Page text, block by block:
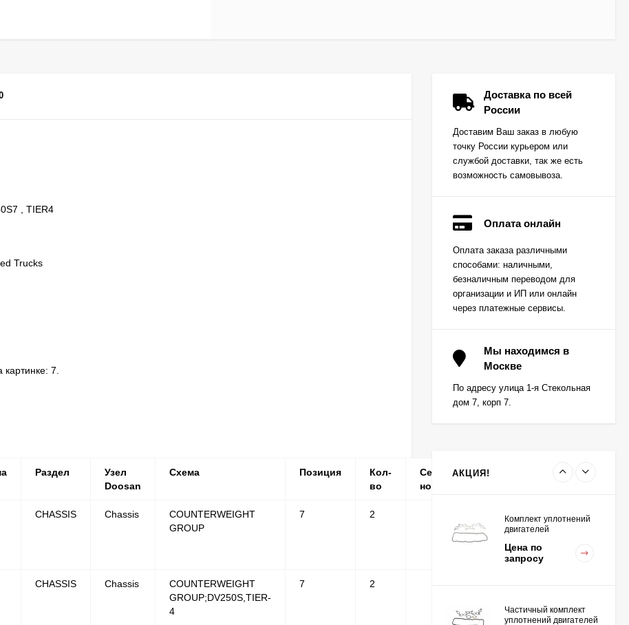
, TIER4
Trucks
7.
Раздел
Узел
Doosan
Схема Позиция
Кол-
во
Серийные
номера
CHASSIS Chassis
COUNTERWEIGHT
GROUP
7 2
CHASSIS Chassis
COUNTERWEIGHT
GROUP;DV250S,TIER-
4
7 2
Доставка по всей
России
Доставим Ваш заказ в любую
точку России курьером или
службой доставки, так же есть
возможность самовывоза.
Оплата онлайн
Оплата заказа различными
способами: наличными,
безналичным переводом для
организации и ИП или онлайн
через платежные сервисы.
Мы находимся в
Москве
По адресу улица 1-я Стекольная
дом 7, корп 7.
АКЦИЯ!
Вкладыш коренной
(0,25) (1шт - 1
половинка) для
двигателей
K15,K21,K25
запросу
(1шт - 1 половинка) для
двигателей
K15,K21,K25
Цена по
Комплект уплотнений
двигателей
Цена по
запросу
Частичный комплект
уплотнений двигателей